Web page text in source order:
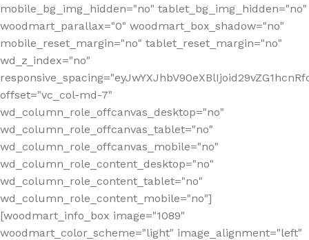
mobile_bg_img_hidden="no" tablet_bg_img_hidden="no"
woodmart_parallax="0" woodmart_box_shadow="no"
mobile_reset_margin="no" tablet_reset_margin="no"
wd_z_index="no"
offset="vc_col-md-7"
wd_column_role_offcanvas_desktop="no"
wd_column_role_offcanvas_tablet="no"
wd_column_role_offcanvas_mobile="no"
wd_column_role_content_desktop="no"
wd_column_role_content_tablet="no"
wd_column_role_content_mobile="no"]
[woodmart_info_box image="1089"
woodmart_color_scheme="light" image_alignment="left"